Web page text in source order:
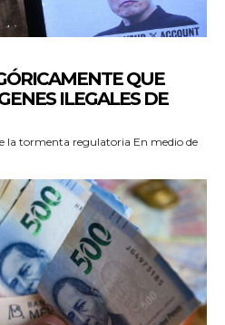
QUE
ILEGALES DE
la tormenta regulatoria En medio de